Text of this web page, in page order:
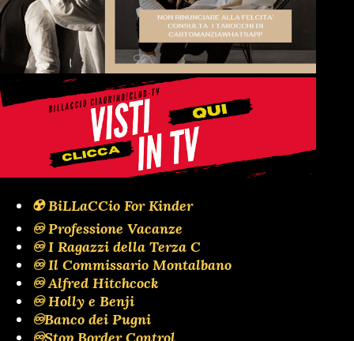
☢️ BiLLaCCio For Kinder
♾️ Professione Vacanze
♾️ I Ragazzi della Terza C
♾️ Il Commissario Montalbano
♾️ Alfred Hitchcock
♾️ Holly e Benji
♾️Banco dei Pugni
♾️Stop Border Control